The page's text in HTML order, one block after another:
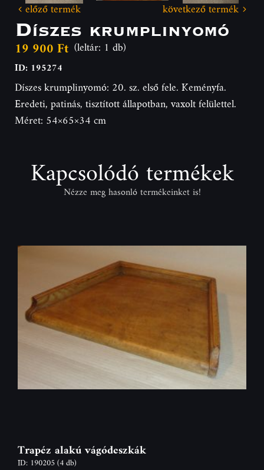
előző termék következő termék
Díszes krumplinyomó
19 900 Ft (leltár: 1 db)
ID: 195274
Díszes krumplinyomó: 20. sz. első fele. Keményfa.
Eredeti, patinás, tisztított állapotban, vaxolt felülettel.
Méret: 54×65×34 cm
Kapcsolódó termékek
Nézze meg hasonló termékeinket is!
Trapéz alakú vágódeszkák
ID: 190205(4 db)